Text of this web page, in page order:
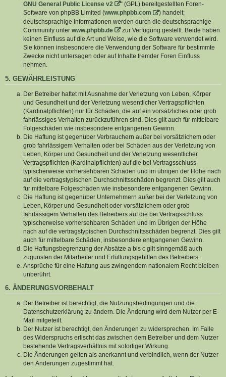
GNU General Public License v2
“ (GPL) bereitgestellten Foren-
Software von phpBB Limited (www.phpbb.com
) handelt;
deutschsprachige Informationen werden durch die deutschsprachige
Community unter www.phpbb.de
zur Verfügung gestellt. Beide haben
keinen Einfluss auf die Art und Weise, wie die Software verwendet wird.
Sie können insbesondere die Verwendung der Software für bestimmte
Zwecke nicht untersagen oder auf Inhalte fremder Foren Einfluss
nehmen.
5. GEWÄHRLEISTUNG
Der Betreiber haftet mit Ausnahme der Verletzung von Leben, Körper
und Gesundheit und der Verletzung wesentlicher Vertragspflichten
(Kardinalpflichten) nur für Schäden, die auf ein vorsätzliches oder grob
fahrlässiges Verhalten zurückzuführen sind. Dies gilt auch für mittelbare
Folgeschäden wie insbesondere entgangenen Gewinn.
Die Haftung ist gegenüber Verbrauchern außer bei vorsätzlichem oder
grob fahrlässigem Verhalten oder bei Schäden aus der Verletzung von
Leben, Körper und Gesundheit und der Verletzung wesentlicher
Vertragspflichten (Kardinalpflichten) auf die bei Vertragsschluss
typischerweise vorhersehbaren Schäden und im übrigen der Höhe nach
auf die vertragstypischen Durchschnittsschäden begrenzt. Dies gilt auch
für mittelbare Folgeschäden wie insbesondere entgangenen Gewinn.
Die Haftung ist gegenüber Unternehmern außer bei der Verletzung von
Leben, Körper und Gesundheit oder vorsätzlichem oder grob
fahrlässigem Verhalten des Betreibers auf die bei Vertragsschluss
typischerweise vorhersehbaren Schäden und im Übrigen der Höhe
nach auf die vertragstypischen Durchschnittsschäden begrenzt. Dies gilt
auch für mittelbare Schäden, insbesondere entgangenen Gewinn.
Die Haftungsbegrenzung der Absätze a bis c gilt sinngemäß auch
zugunsten der Mitarbeiter und Erfüllungsgehilfen des Betreibers.
Ansprüche für eine Haftung aus zwingendem nationalem Recht bleiben
unberührt.
6. ÄNDERUNGSVORBEHALT
Der Betreiber ist berechtigt, die Nutzungsbedingungen und die
Datenschutzerklärung zu ändern. Die Änderung wird dem Nutzer per E-
Mail mitgeteilt.
Der Nutzer ist berechtigt, den Änderungen zu widersprechen. Im Falle
des Widerspruchs erlischt das zwischen dem Betreiber und dem Nutzer
bestehende Vertragsverhältnis mit sofortiger Wirkung.
Die Änderungen gelten als anerkannt und verbindlich, wenn der Nutzer
den Änderungen zugestimmt hat.